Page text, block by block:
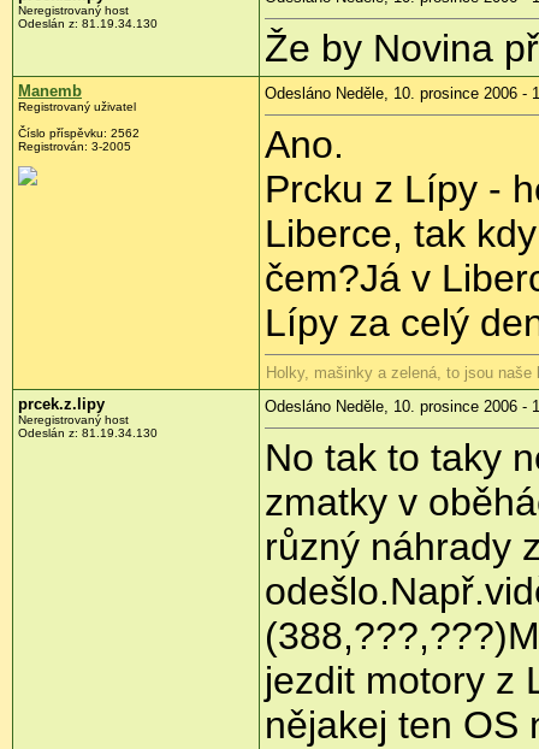
Neregistrovaný host
Odeslán z: 81.19.34.130
Že by Novina
Manemb
Registrovaný uživatel
Číslo příspěvku: 2562
Registrován: 3-2005
Odesláno Neděle, 10. prosince 2006 -
Ano.
Prcku z Lípy -
Liberce, tak
čem?Já v
Lípy za celý
Holky, mašinky a zelená, to jsou naše
prcek.z.lipy
Neregistrovaný host
Odeslán z: 81.19.34.130
Odesláno Neděle, 10. prosince 2006 -
No tak to taky
zmatky v
různý náhrady
jezdit motory z
nějakej ten OS